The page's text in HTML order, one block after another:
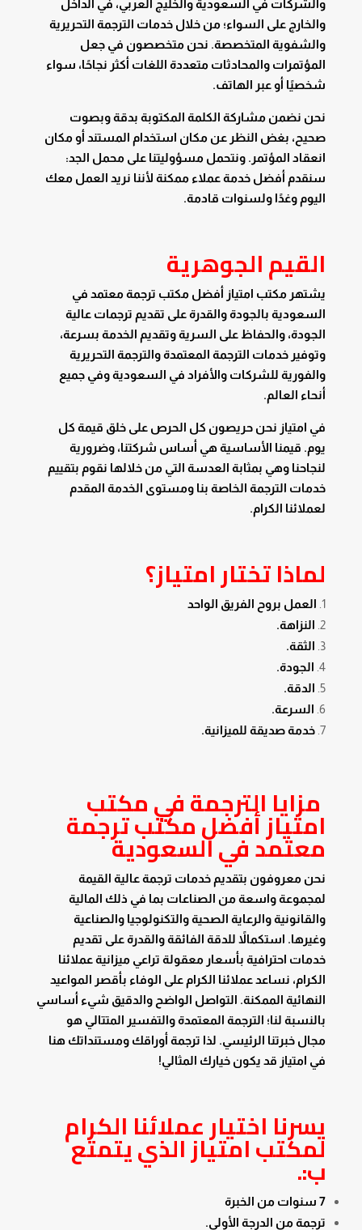
والشركات في السعودية والخليج العربي، في الداخل
والخارج على السواء؛ من خلال خدمات الترجمة التحريرية
والشفوية المتخصصة. نحن متخصصون في جعل
المؤتمرات والمحادثات متعددة اللغات أكثر نجاحًا، سواء
شخصيًا أو عبر الهاتف.
نحن نضمن مشاركة الكلمة المكتوبة بدقة وبصوت
صحيح، بغض النظر عن مكان استخدام المستند أو مكان
انعقاد المؤتمر. ونتحمل مسؤوليتنا على محمل الجد:
سنقدم أفضل خدمة عملاء ممكنة لأننا نريد العمل معك
اليوم وغدًا ولسنوات قادمة.
القيم الجوهرية
يشتهر مكتب امتياز أفضل مكتب ترجمة معتمد في
السعودية بالجودة والقدرة على تقديم ترجمات عالية
الجودة، والحفاظ على السرية وتقديم الخدمة بسرعة،
وتوفير خدمات الترجمة المعتمدة والترجمة التحريرية
والفورية للشركات والأفراد في السعودية وفي جميع
أنحاء العالم.
في امتياز نحن حريصون كل الحرص على خلق قيمة كل
يوم. قيمنا الأساسية هي أساس شركتنا، وضرورية
لنجاحنا وهي بمثابة العدسة التي من خلالها نقوم بتقييم
خدمات الترجمة الخاصة بنا ومستوى الخدمة المقدم
لعملائنا الكرام.
لماذا تختار امتياز؟
العمل بروح الفريق الواحد
النزاهة.
الثقة.
الجودة.
الدقة.
السرعة.
خدمة صديقة للميزانية.
مزايا الترجمة في مكتب
امتياز أفضل مكتب ترجمة
معتمد في السعودية
نحن معروفون بتقديم خدمات ترجمة عالية القيمة
لمجموعة واسعة من الصناعات بما في ذلك المالية
والقانونية والرعاية الصحية والتكنولوجيا والصناعية
وغيرها. استكمالاً للدقة الفائقة والقدرة على تقديم
خدمات احترافية بأسعار معقولة تراعي ميزانية عملائنا
الكرام، نساعد عملائنا الكرام على الوفاء بأقصر المواعيد
النهائية الممكنة. التواصل الواضح والدقيق شيء أساسي
بالنسبة لنا؛ الترجمة المعتمدة والتفسير المتتالي هو
مجال خبرتنا الرئيسي. لذا ترجمة أوراقك ومستنداتك هنا
في امتياز قد يكون خيارك المثالي!
يسرنا اختيار عملائنا الكرام
لمكتب امتياز الذي يتمتع
ب:.
7 سنوات من الخبرة
ترجمة من الدرجة الأولى.